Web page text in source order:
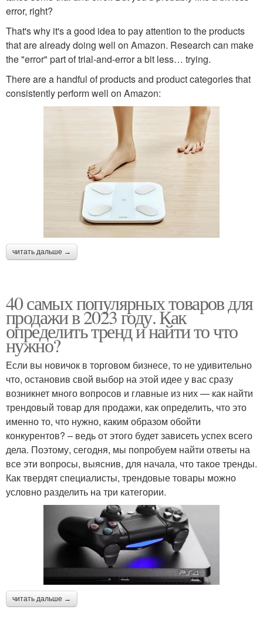
error, right?
That's why it's a good idea to pay attention to the products
that are already doing well on Amazon. Research can make
the "error" part of trial-and-error a bit less… trying.
There are a handful of products and product categories that
consistently perform well on Amazon:
читать дальше →
40 самых популярных товаров для
продажи в 2023 году. Как
определить тренд и найти то что
нужно?
Если вы новичок в торговом бизнесе, то не удивительно
что, остановив свой выбор на этой идее у вас сразу
возникнет много вопросов и главные из них — как найти
трендовый товар для продажи, как определить, что это
именно то, что нужно, каким образом обойти
конкурентов? – ведь от этого будет зависеть успех всего
дела. Поэтому, сегодня, мы попробуем найти ответы на
все эти вопросы, выяснив, для начала, что такое тренды.
Как твердят специалисты, трендовые товары можно
условно разделить на три категории.
читать дальше →